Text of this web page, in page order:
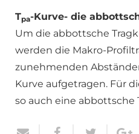
Tpa-Kurve- die
Um die abbottsche
werden die Makro-
zunehmenden
Kurve aufgetragen. Für
so auch eine abbottsche